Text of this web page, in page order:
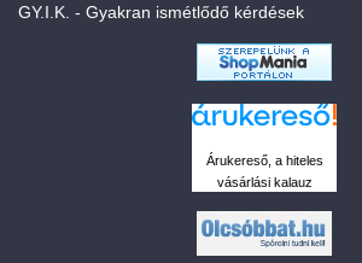
GY.I.K. - Gyakran ismétlődő kérdések
Árukereső, a hiteles
vásárlási kalauz